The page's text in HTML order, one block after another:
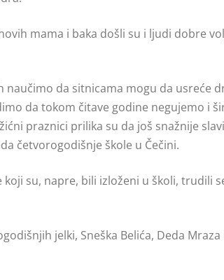
mama i baka došli su i ljudi dobre
da sitnicama mogu da usreće
da tokom čitave godine negujemo i
praznici prilika su da još snažnije
četvorogodišnje škole u Čečini.
su, napre, bili izloženi u školi, trudili
jelki, Sneška Belića, Deda Mraza